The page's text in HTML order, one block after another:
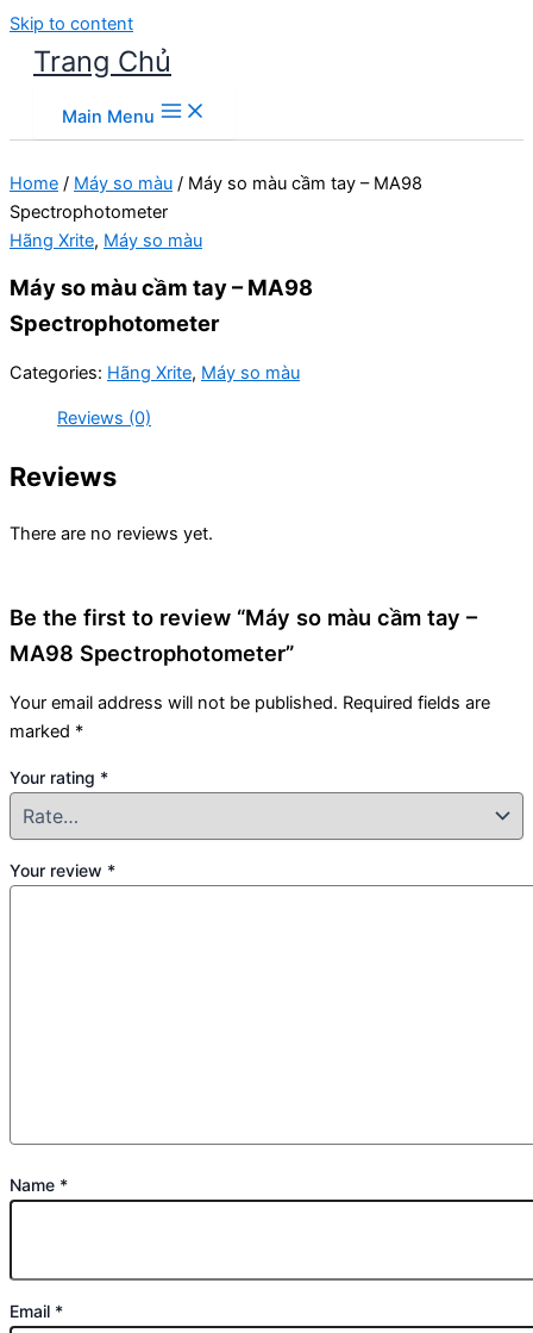
Skip to content
Trang Chủ
Main Menu
Home / Máy so màu / Máy so màu cầm tay – MA98
Spectrophotometer
Hãng Xrite, Máy so màu
Máy so màu cầm tay – MA98
Spectrophotometer
Categories: Hãng Xrite, Máy so màu
Reviews (0)
Reviews
There are no reviews yet.
Be the first to review “Máy so màu cầm tay –
MA98 Spectrophotometer”
Your email address will not be published. Required fields are
marked *
Your rating *
Your review *
Name *
Email *